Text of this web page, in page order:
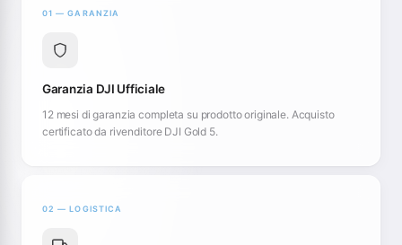
01 — GARANZIA
Garanzia DJI Ufficiale
12 mesi di garanzia completa su prodotto originale. Acquisto
certificato da rivenditore DJI Gold 5.
02 — LOGISTICA